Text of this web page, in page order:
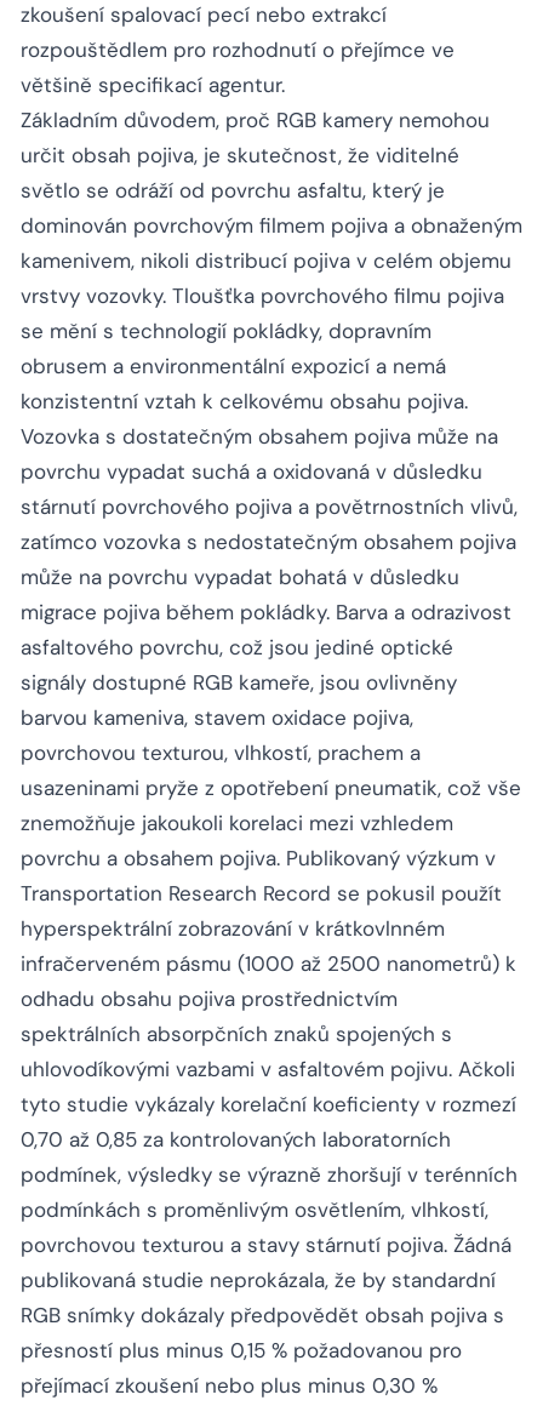
zkoušení spalovací pecí nebo extrakcí
rozpouštědlem pro rozhodnutí o přejímce ve
většině specifikací agentur.
Základním důvodem, proč RGB kamery nemohou
určit obsah pojiva, je skutečnost, že viditelné
světlo se odráží od povrchu asfaltu, který je
dominován povrchovým filmem pojiva a obnaženým
kamenivem, nikoli distribucí pojiva v celém objemu
vrstvy vozovky. Tloušťka povrchového filmu pojiva
se mění s technologií pokládky, dopravním
obrusem a environmentální expozicí a nemá
konzistentní vztah k celkovému obsahu pojiva.
Vozovka s dostatečným obsahem pojiva může na
povrchu vypadat suchá a oxidovaná v důsledku
stárnutí povrchového pojiva a povětrnostních vlivů,
zatímco vozovka s nedostatečným obsahem pojiva
může na povrchu vypadat bohatá v důsledku
migrace pojiva během pokládky. Barva a odrazivost
asfaltového povrchu, což jsou jediné optické
signály dostupné RGB kameře, jsou ovlivněny
barvou kameniva, stavem oxidace pojiva,
povrchovou texturou, vlhkostí, prachem a
usazeninami pryže z opotřebení pneumatik, což vše
znemožňuje jakoukoli korelaci mezi vzhledem
povrchu a obsahem pojiva. Publikovaný výzkum v
Transportation Research Record se pokusil použít
hyperspektrální zobrazování v krátkovlnném
infračerveném pásmu (1000 až 2500 nanometrů) k
odhadu obsahu pojiva prostřednictvím
spektrálních absorpčních znaků spojených s
uhlovodíkovými vazbami v asfaltovém pojivu. Ačkoli
tyto studie vykázaly korelační koeficienty v rozmezí
0,70 až 0,85 za kontrolovaných laboratorních
podmínek, výsledky se výrazně zhoršují v terénních
podmínkách s proměnlivým osvětlením, vlhkostí,
povrchovou texturou a stavy stárnutí pojiva. Žádná
publikovaná studie neprokázala, že by standardní
RGB snímky dokázaly předpovědět obsah pojiva s
přesností plus minus 0,15 % požadovanou pro
přejímací zkoušení nebo plus minus 0,30 %